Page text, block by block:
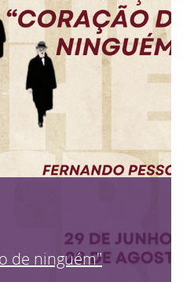
de ninguém"